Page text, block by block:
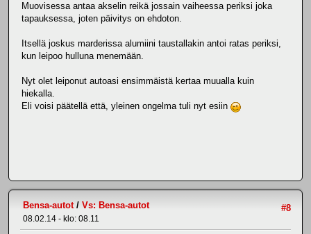
Muovisessa antaa akselin reikä jossain vaiheessa periksi joka
tapauksessa, joten päivitys on ehdoton.
Itsellä joskus marderissa alumiini taustallakin antoi ratas periksi,
kun leipoo hulluna menemään.
Nyt olet leiponut autoasi ensimmäistä kertaa muualla kuin
hiekalla.
Eli voisi päätellä että, yleinen ongelma tuli nyt esiin
#8
Bensa-autot/ Vs: Bensa-autot
08.02.14 - klo: 08.11